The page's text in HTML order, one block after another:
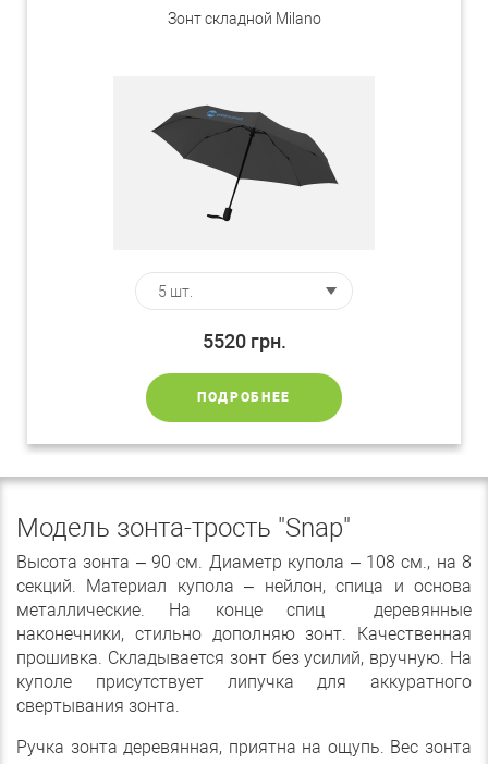
Зонт складной Мilano
5520 грн.
ПОДРОБНЕЕ
Модель зонта-трость "Snap"
Высота зонта – 90 см. Диаметр купола – 108 см., на 8
секций. Материал купола – нейлон, спица и основа
металлические. На конце спиц деревянные
наконечники, стильно дополняю зонт. Качественная
прошивка. Складывается зонт без усилий, вручную. На
куполе присутствует липучка для аккуратного
свертывания зонта.
Ручка зонта деревянная, приятна на ощупь. Вес зонта